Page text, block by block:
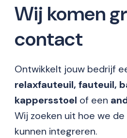
Wij komen
contact
Ontwikkelt jouw bedrijf
relaxfauteuil, fauteuil,
kappersstoel of een
Wij zoeken uit hoe we
kunnen integreren.